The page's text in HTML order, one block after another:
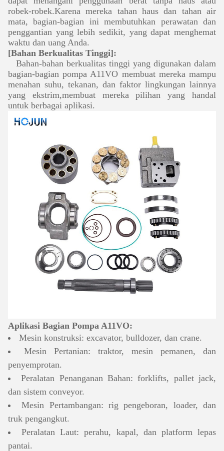
robek-robek.Karena mereka tahan haus dan tahan air
mata, bagian-bagian ini membutuhkan perawatan dan
penggantian yang lebih sedikit, yang dapat menghemat
waktu dan uang Anda.
[Bahan Berkualitas Tinggi]:
Bahan-bahan berkualitas tinggi yang digunakan dalam
bagian-bagian pompa A11VO membuat mereka mampu
menahan suhu, tekanan, dan faktor lingkungan lainnya
yang ekstrim,membuat mereka pilihan yang handal
untuk berbagai aplikasi.
Aplikasi Bagian Pompa A11VO:
Mesin konstruksi: excavator, bulldozer, dan crane.
Mesin Pertanian: traktor, mesin pemanen, dan
penyemprotan.
Peralatan Penanganan Bahan: forklifts, pallet jack,
dan sistem conveyor.
Mesin Pertambangan: rig pengeboran, loader, dan
truk pengangkut.
Peralatan Laut: perahu, kapal, dan platform lepas
pantai.